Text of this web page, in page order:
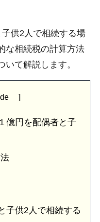
供2人で相続する場
な相続税の計算方法
て解説します。
]
億円を配偶者と子
子供2人で相続する